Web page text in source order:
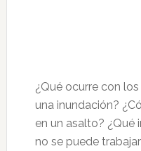
¿Qué ocurre con
una inundación?
en un asalto? ¿Qué
no se puede